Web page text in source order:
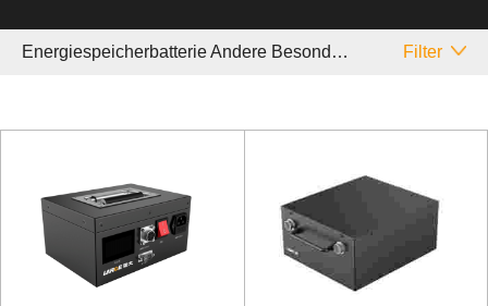
Energiespeicherbatterie Andere Besondere Filter